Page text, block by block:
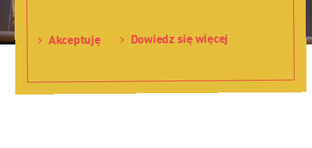
Akceptuję Dowiedz się więcej